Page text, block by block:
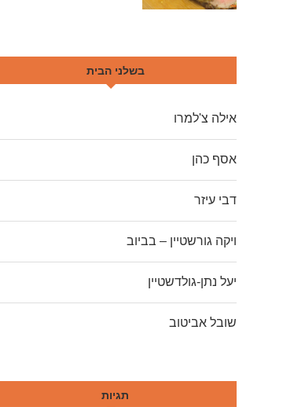
בשלני הבית
אילה צ'למרו
אסף כהן
דבי עיזר
ויקה גורשטיין – בביוב
יעל נתן-גולדשטיין
שובל אביטוב
תגיות